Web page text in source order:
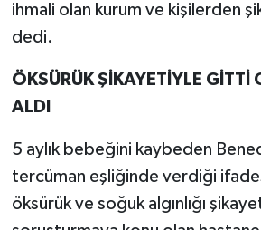
ihmali olan kurum ve kişilerden
dedi.
ÖKSÜRÜK ŞİKAYETİYLE GİTTİ
ALDI
5 aylık bebeğini kaybeden
tercüman eşliğinde verdiği
öksürük ve soğuk algınlığı